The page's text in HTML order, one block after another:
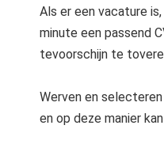
Als er een vacature
minute een passend
tevoorschijn te
Werven en
en op deze manier